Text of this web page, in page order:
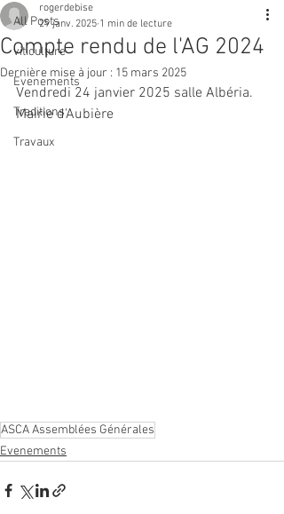
All Posts
viticulture
Evenements
Traditions
Travaux
Compte rendu de l'AG 2024
rogerdebise
29 janv. 2025 1 min de lecture
Dernière mise à jour : 15 mars 2025
Vendredi 24 janvier 2025 salle Albéria.
Mairie d'Aubière
ASCA Assemblées Générales
Evenements